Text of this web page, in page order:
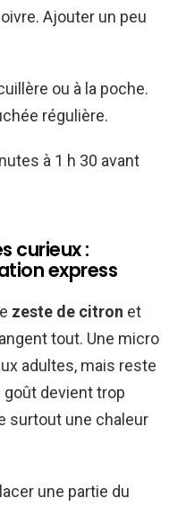
Ajouter un peu
ou à la poche.
régulière.
à 1 h 30 avant
curieux :
express
zeste de citron et
tout. Une micro
adultes, mais reste
devient trop
surtout une chaleur
une partie du